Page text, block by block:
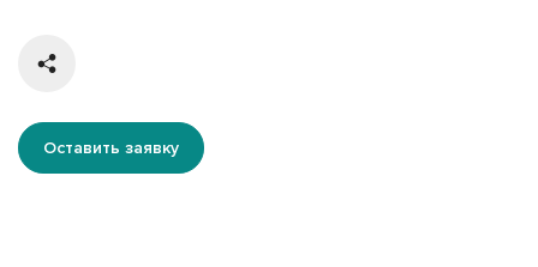
Оставить заявку